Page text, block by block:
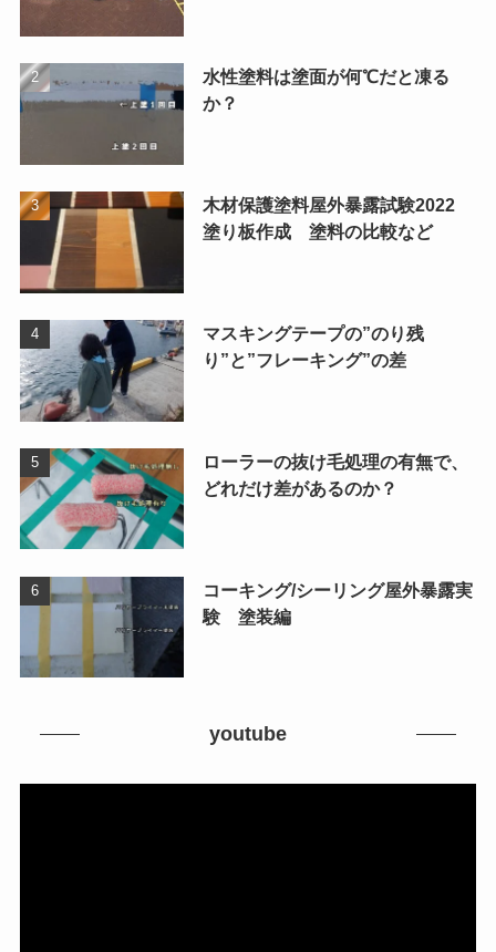
水性塗料は塗面が何℃だと凍る
か？
木材保護塗料屋外暴露試験2022
塗り板作成 塗料の比較など
マスキングテープの”のり残
り”と”フレーキング”の差
ローラーの抜け毛処理の有無で、
どれだけ差があるのか？
コーキング/シーリング屋外暴露実
験 塗装編
youtube